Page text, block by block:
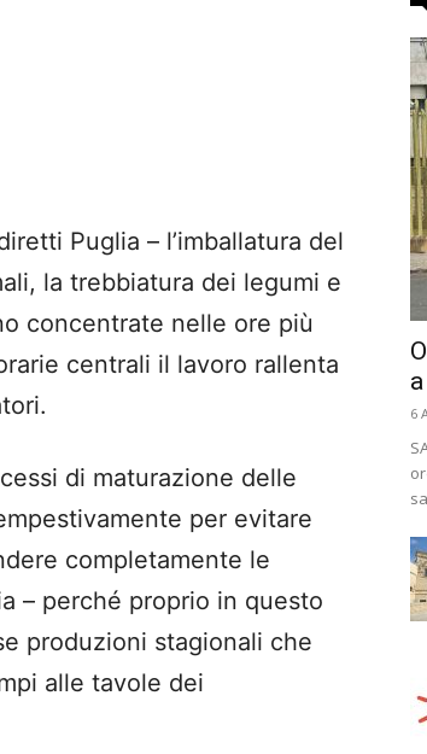
Puglia – l’imballatura del
la trebbiatura dei legumi e
concentrate nelle ore più
centrali il lavoro rallenta
di maturazione delle
per evitare
completamente le
– perché proprio in questo
produzioni stagionali che
alle tavole dei
6